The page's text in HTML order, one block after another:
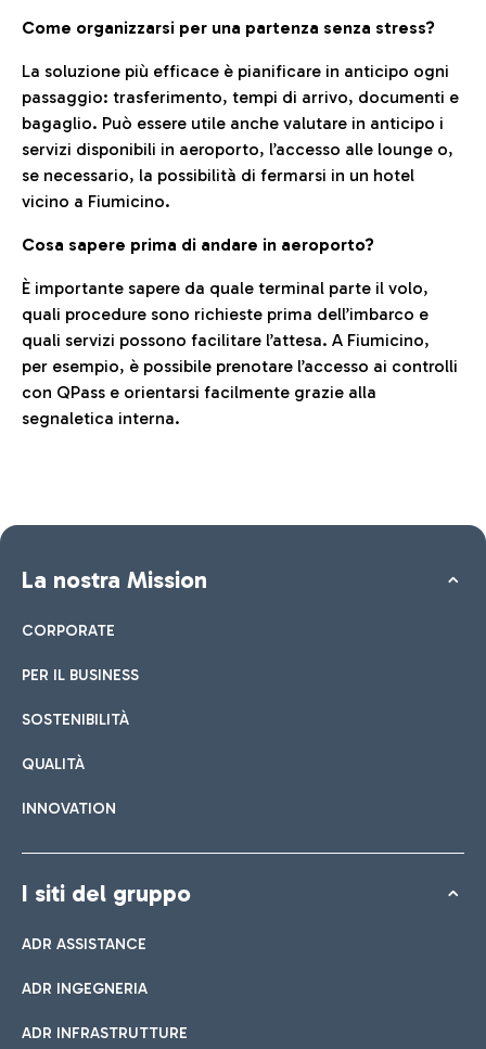
Come organizzarsi per una partenza senza stress?
La soluzione più efficace è pianificare in anticipo ogni
passaggio: trasferimento, tempi di arrivo, documenti e
bagaglio. Può essere utile anche valutare in anticipo i
servizi disponibili in aeroporto, l’accesso alle lounge o,
se necessario, la possibilità di fermarsi in un hotel
vicino a Fiumicino.
Cosa sapere prima di andare in aeroporto?
È importante sapere da quale terminal parte il volo,
quali procedure sono richieste prima dell’imbarco e
quali servizi possono facilitare l’attesa. A Fiumicino,
per esempio, è possibile prenotare l’accesso ai controlli
con QPass e orientarsi facilmente grazie alla
segnaletica interna.
La nostra Mission
CORPORATE
PER IL BUSINESS
SOSTENIBILITÀ
QUALITÀ
INNOVATION
I siti del gruppo
ADR ASSISTANCE
ADR INGEGNERIA
ADR INFRASTRUTTURE